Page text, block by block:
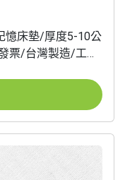
憶床墊/厚度5-10公
票/台灣製造/工廠